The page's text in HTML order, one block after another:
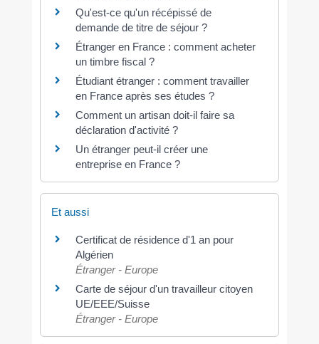
Qu'est-ce qu'un récépissé de
demande de titre de séjour ?
Étranger en France : comment acheter
un timbre fiscal ?
Étudiant étranger : comment travailler
en France après ses études ?
Comment un artisan doit-il faire sa
déclaration d'activité ?
Un étranger peut-il créer une
entreprise en France ?
Et aussi
Certificat de résidence d'1 an pour
Algérien
Étranger - Europe
Carte de séjour d'un travailleur citoyen
UE/EEE/Suisse
Étranger - Europe